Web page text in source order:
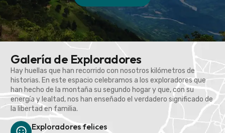
Galería de Exploradores
Hay huellas que han recorrido con nosotros kilómetros de
historias. En este espacio celebramos a los exploradores que
han hecho de la montaña su segundo hogar y que, con su
energía y lealtad, nos han enseñado el verdadero significado de
la libertad en familia.
Exploradores felices